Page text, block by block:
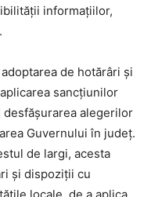
informațiilor,
de hotărâri și
sancțiunilor
alegerilor
Guvernului în județ.
de largi, acesta
și dispoziții cu